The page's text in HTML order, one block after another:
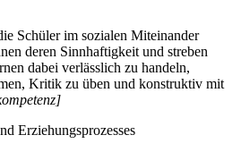
Schüler im sozialen Miteinander
deren Sinnhaftigkeit und streben
dabei verlässlich zu handeln,
Kritik zu üben und konstruktiv mit
Erziehungsprozesses